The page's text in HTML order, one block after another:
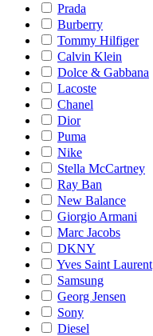
Prada
Burberry
Tommy Hilfiger
Calvin Klein
Dolce & Gabbana
Lacoste
Chanel
Dior
Puma
Nike
Stella McCartney
Ray Ban
New Balance
Giorgio Armani
Marc Jacobs
DKNY
Yves Saint Laurent
Samsung
Georg Jensen
Sony
Diesel